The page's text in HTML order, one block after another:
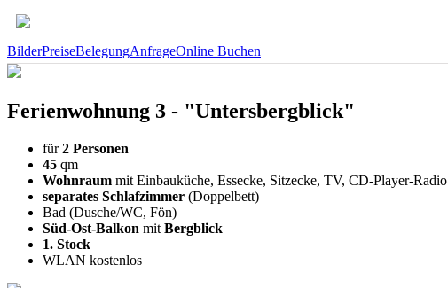
BilderPreiseBelegungAnfrageOnline Buchen
Ferienwohnung 3 - "Untersbergblick"
für2 Personen
45 qm
Wohnraum mit Einbauküche, Essecke, Sitzecke, TV, CD-Player-Radio
separates Schlafzimmer (Doppelbett)
Bad (Dusche/WC, Fön)
Süd-Ost-Balkon mit Bergblick
1. Stock
WLAN kostenlos